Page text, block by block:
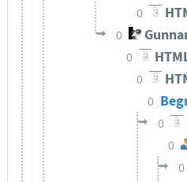
0
0
0
0
0
0
0
0